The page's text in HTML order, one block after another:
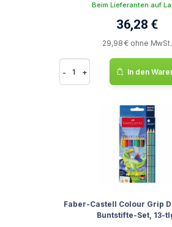
Beim Lieferanten auf
36,28 €
29,98 € ohne MwSt.
- + In den
Faber-Castell Colour Grip
Buntstifte-Set, 13-